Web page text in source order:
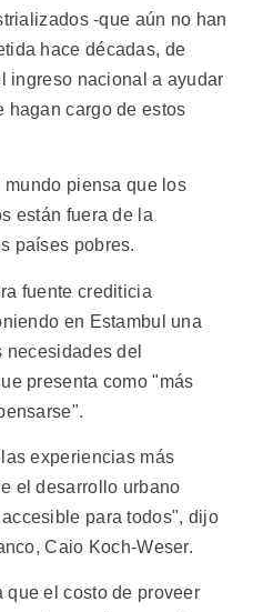
-que aún no han
hace décadas, de
ingreso nacional a ayudar
hagan cargo de estos
mundo piensa que los
están fuera de la
países pobres.
fuente crediticia
en Estambul una
del
presenta como "más
experiencias más
el desarrollo urbano
para todos", dijo
Caio Koch-Weser.
que el costo de proveer